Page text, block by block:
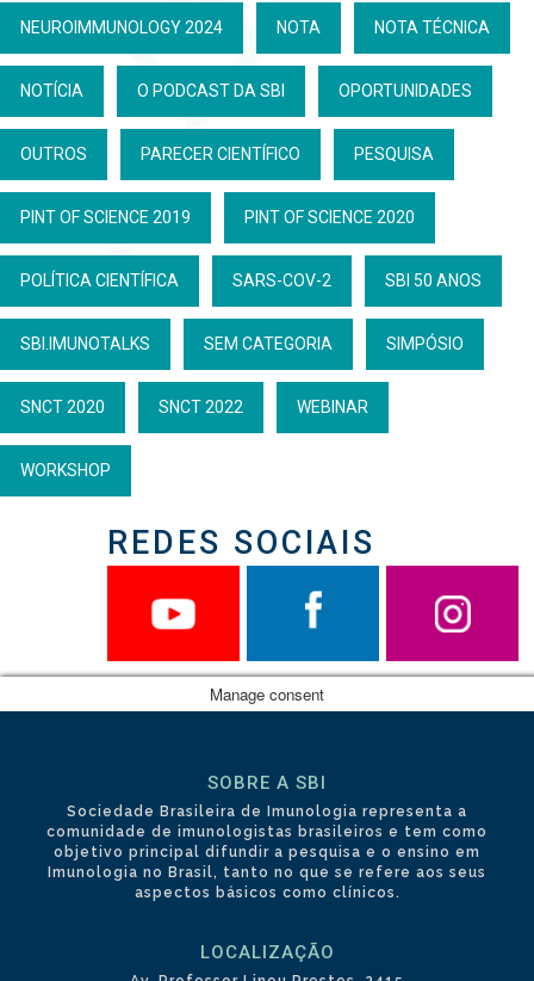
NEUROIMMUNOLOGY 2024 NOTA NOTA TÉCNICA
NOTÍCIA O PODCAST DA SBI OPORTUNIDADES
OUTROS PARECER CIENTÍFICO PESQUISA
PINT OF SCIENCE 2019 PINT OF SCIENCE 2020
POLÍTICA CIENTÍFICA SARS-COV-2 SBI 50 ANOS
SBI.IMUNOTALKS SEM CATEGORIA SIMPÓSIO
SNCT 2020 SNCT 2022 WEBINAR
WORKSHOP
REDES SOCIAIS
SOBRE A SBI
Sociedade Brasileira de Imunologia representa a
comunidade de imunologistas brasileiros e tem como
objetivo principal difundir a pesquisa e o ensino em
Imunologia no Brasil, tanto no que se refere aos seus
aspectos básicos como clínicos.
LOCALIZAÇÃO
Manage consent